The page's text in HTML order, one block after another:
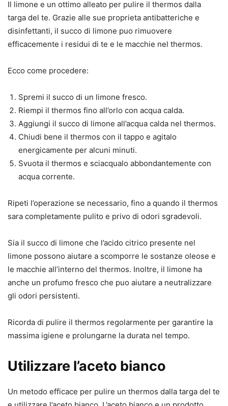
Il limone e un ottimo alleato per pulire il thermos dalla
targa del te. Grazie alle sue proprieta antibatteriche e
disinfettanti, il succo di limone puo rimuovere
efficacemente i residui di te e le macchie nel thermos.
Ecco come procedere:
Spremi il succo di un limone fresco.
Riempi il thermos fino all’orlo con acqua calda.
Aggiungi il succo di limone all’acqua calda nel thermos.
Chiudi bene il thermos con il tappo e agitalo
energicamente per alcuni minuti.
Svuota il thermos e sciacqualo abbondantemente con
acqua corrente.
Ripeti l’operazione se necessario, fino a quando il thermos
sara completamente pulito e privo di odori sgradevoli.
Sia il succo di limone che l’acido citrico presente nel
limone possono aiutare a scomporre le sostanze oleose e
le macchie all’interno del thermos. Inoltre, il limone ha
anche un profumo fresco che puo aiutare a neutralizzare
gli odori persistenti.
Ricorda di pulire il thermos regolarmente per garantire la
massima igiene e prolungarne la durata nel tempo.
Utilizzare l’aceto bianco
Un metodo efficace per pulire un thermos dalla targa del te